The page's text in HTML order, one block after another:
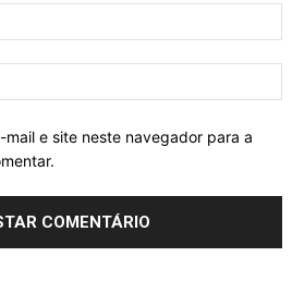
mail e site neste navegador para a